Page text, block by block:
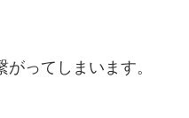
ってしまいます。